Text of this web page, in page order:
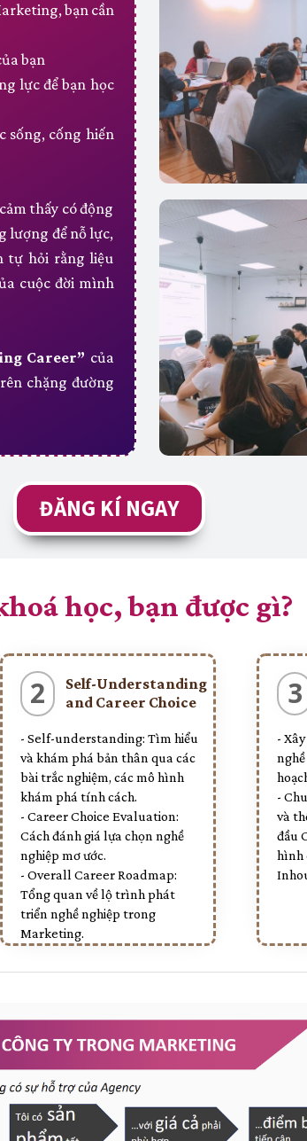
bạn cần
bạn
lực để bạn học
sống, cống hiến
thấy có động
lượng để nỗ lực,
tự hỏi rằng liệu
cuộc đời mình
Career” của
chặng đường
ĐĂNG KÍ NGAY
học, bạn được gì?
Self-Understanding
and Career Choice
- Self-understanding: Tìm hiểu
và khám phá bản thân qua các
bài trắc nghiệm, các mô hình
khám phá tính cách.
- Career Choice Evaluation:
Cách đánh giá lựa chọn nghề
nghiệp mơ ước.
- Overall Career Roadmap:
Tổng quan về lộ trình phát
triển nghề nghiệp trong
Marketing.
2
-
-
và
đầu
hình
3